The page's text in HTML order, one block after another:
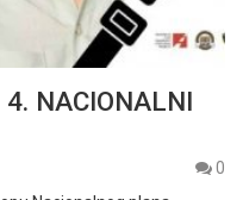
NACIONALNI
0